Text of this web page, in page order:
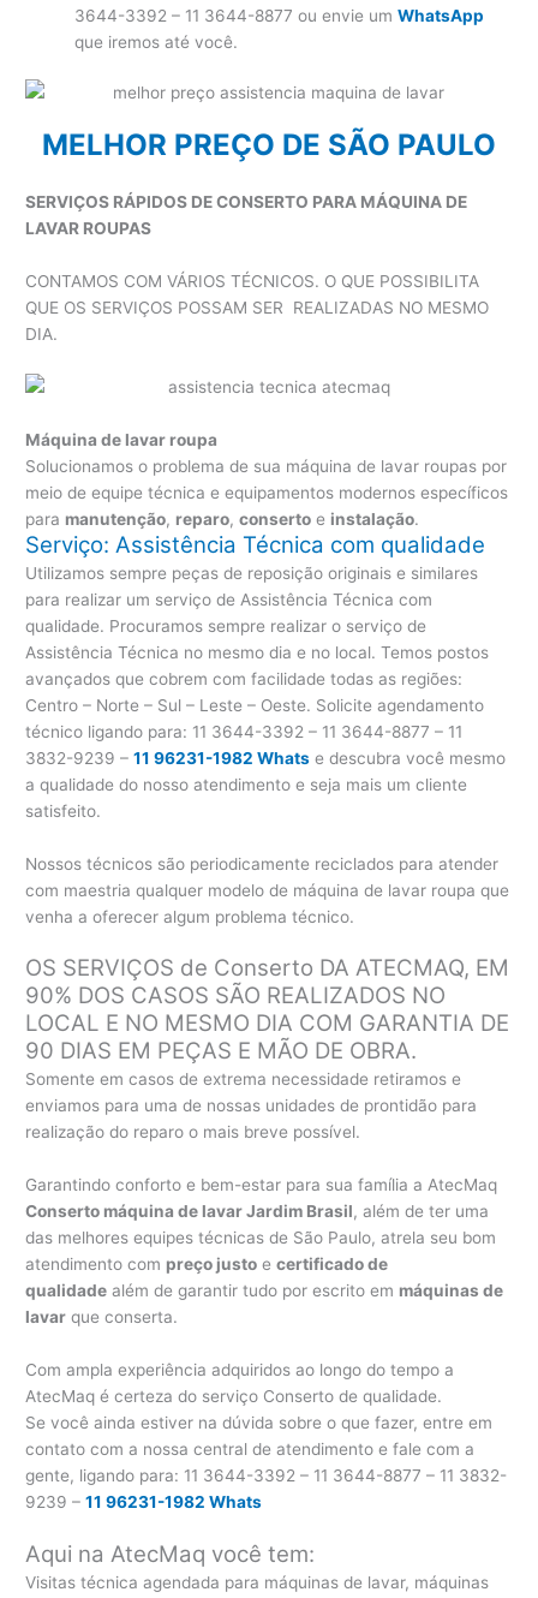
3644-3392 – 11 3644-8877 ou envie umWhatsApp
que iremos até você.
MELHOR PREÇO DE SÃO PAULO
SERVIÇOS RÁPIDOS DE CONSERTO PARA MÁQUINA DE
LAVAR ROUPAS
CONTAMOS COM VÁRIOS TÉCNICOS. O QUE POSSIBILITA
QUE OS SERVIÇOS POSSAM SER REALIZADAS NO MESMO
DIA.
Máquina de lavar roupa
Solucionamos o problema de sua máquina de lavar roupas por
meio de equipe técnica e equipamentos modernos específicos
para manutenção, reparo,conserto e instalação.
Serviço: Assistência Técnica com qualidade
Utilizamos sempre peças de reposição originais e similares
para realizar um serviço de Assistência Técnica com
qualidade. Procuramos sempre realizar o serviço de
Assistência Técnica no mesmo dia e no local. Temos postos
avançados que cobrem com facilidade todas as regiões:
Centro – Norte – Sul – Leste – Oeste. Solicite agendamento
técnico ligando para: 11 3644-3392 – 11 3644-8877 – 11
3832-9239 –11 96231-1982 Whats e descubra você mesmo
a qualidade do nosso atendimento e seja mais um cliente
satisfeito.
Nossos técnicos são periodicamente reciclados para atender
com maestria qualquer modelo de máquina de lavar roupa que
venha a oferecer algum problema técnico.
OS SERVIÇOS de Conserto DA ATECMAQ, EM
90% DOS CASOS SÃO REALIZADOS NO
LOCAL E NO MESMO DIA COM GARANTIA DE
90 DIAS EM PEÇAS E MÃO DE OBRA.
Somente em casos de extrema necessidade retiramos e
enviamos para uma de nossas unidades de prontidão para
realização do reparo o mais breve possível.
Garantindo conforto e bem-estar para sua família a AtecMaq
Conserto máquina de lavar Jardim Brasil, além de ter uma
das melhores equipes técnicas de São Paulo, atrela seu bom
atendimento com preço justo ecertificado de
qualidade além de garantir tudo por escrito em máquinas de
lavar que conserta.
Com ampla experiência adquiridos ao longo do tempo a
AtecMaq é certeza do serviço Conserto de qualidade.
Se você ainda estiver na dúvida sobre o que fazer, entre em
contato com a nossa central de atendimento e fale com a
gente, ligando para: 11 3644-3392 – 11 3644-8877 – 11 3832-
9239 –11 96231-1982 Whats
Aqui na AtecMaq você tem:
Visitas técnica agendada para máquinas de lavar, máquinas